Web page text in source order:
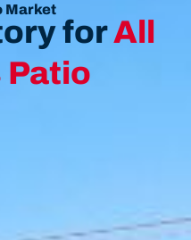
Market
forAll
Patio